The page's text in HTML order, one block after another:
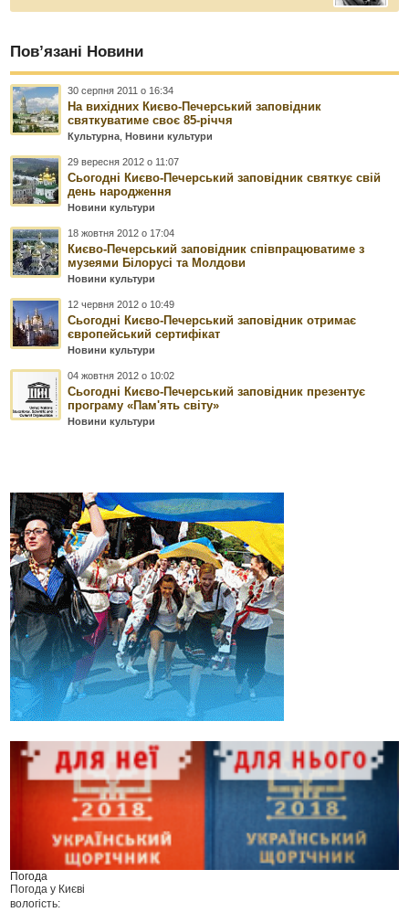
Пов’язані Новини
30 серпня 2011 о 16:34
На вихідних Києво-Печерський заповідник
святкуватиме своє 85-річчя
Культурна ,Новини культури
29 вересня 2012 о 11:07
Сьогодні Києво-Печерський заповідник святкує свій
день народження
Новини культури
18 жовтня 2012 о 17:04
Києво-Печерський заповідник співпрацюватиме з
музеями Білорусі та Молдови
Новини культури
12 червня 2012 о 10:49
Сьогодні Києво-Печерський заповідник отримає
європейський сертифікат
Новини культури
04 жовтня 2012 о 10:02
Сьогодні Києво-Печерський заповідник презентує
програму «Пам'ять світу»
Новини культури
Погода
Погода у Києві
вологість: